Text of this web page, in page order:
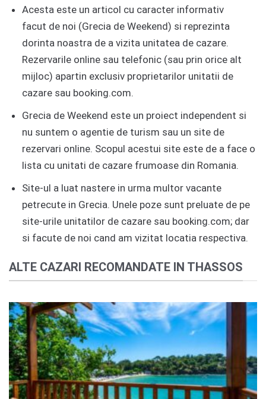
Acesta este un articol cu caracter informativ
facut de noi (Grecia de Weekend) si reprezinta
dorinta noastra de a vizita unitatea de cazare.
Rezervarile online sau telefonic (sau prin orice alt
mijloc) apartin exclusiv proprietarilor unitatii de
cazare sau booking.com.
Grecia de Weekend este un proiect independent si
nu suntem o agentie de turism sau un site de
rezervari online. Scopul acestui site este de a face o
lista cu unitati de cazare frumoase din Romania.
Site-ul a luat nastere in urma multor vacante
petrecute in Grecia. Unele poze sunt preluate de pe
site-urile unitatilor de cazare sau booking.com; dar
si facute de noi cand am vizitat locatia respectiva.
ALTE CAZARI RECOMANDATE IN THASSOS